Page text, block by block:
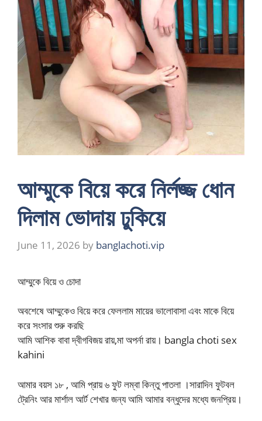
আম্মুকে বিয়ে করে নির্লজ্জ ধোন
দিলাম ভোদায় ঢুকিয়ে
June 11, 2026 by banglachoti.vip
আম্মুকে বিয়ে ও চোদা
অবশেষে আম্মুকেও বিয়ে করে ফেললাম মায়ের ভালোবাসা এবং মাকে বিয়ে
করে সংসার শুরু করছি
আমি আশিক বাবা দ্বীগবিজয় রায়,মা অপর্না রায়। bangla choti sex
kahini
আমার বয়স ১৮ , আমি প্রায় ৬ ফুট লম্বা কিন্তু পাতলা ।সারাদিন ফুটবল
ট্রেনিং আর মার্শাল আর্ট শেখার জন্য আমি আমার বন্ধুদের মধ্যে জনপ্রিয়।